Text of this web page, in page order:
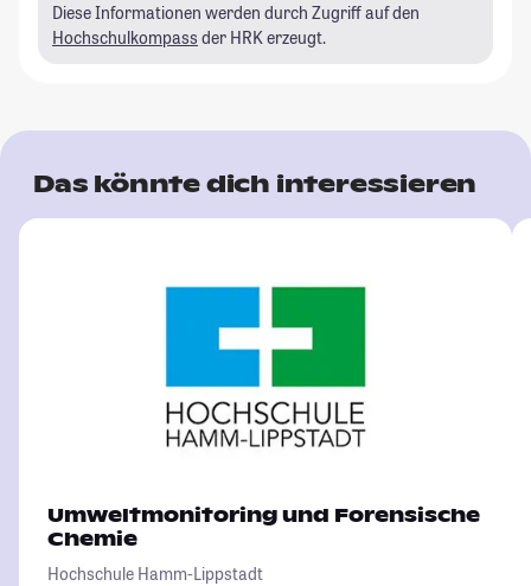
Diese Informationen werden durch Zugriff auf den
Hochschulkompass der HRK erzeugt.
Das könnte dich interessieren
Umweltmonitoring und Forensische
Chemie
Hochschule Hamm-Lippstadt